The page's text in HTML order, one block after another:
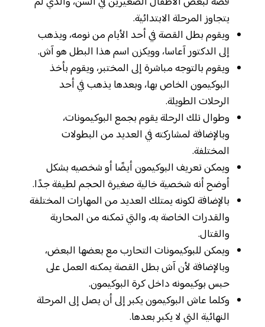
يتجاوز المرحلة الابتدائية.
ويقوم بطل القصة في أحد الأيام من نومه، ويذهب
إلى الدكتور آعاسا، وويكزن اسم هذا البطل هو آش.
ويقوم بالتوجه مباشرة إلى المختبر، ويقوم بأخذ
البوكيمون الخاص بها، وبعدها يذهب في أحد
الرحلات الطويلة.
وطوال تلك الرحلة يقوم بجمع البوكيمونات،
وبالإضافة لمشاركته في العديد من البطولات
المختلفة.
ويمكن تعريف البوكيمون أيضًا أو شخصيه بشكل
أوضح أنه شخصية خالية صغيرة الحجم لطيفة جدًا.
بالإضافة لكونه يمتلك العديد من المهارات المختلفة
والقدرات الخاصة به، والتي تمكنه من المحاربة
والقتال.
ويمكن للبوكيمونات التحارب مع بعضها البعض،
وبالإضافة لأن آش بطل القصة يمكنه العمل على
حبس بوكيمونه داخل كرة البوكيمون.
وكلما عاش البوكيمون يكبر إلى أن يصل إلى المرحلة
النهائية التي لا يكبر بعدها.